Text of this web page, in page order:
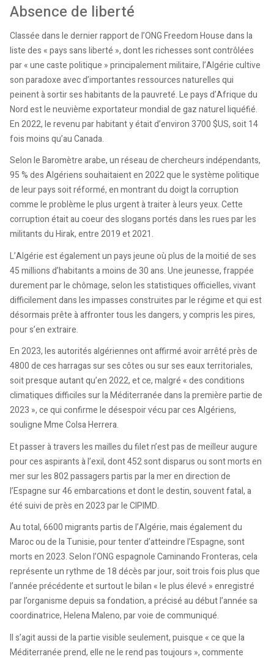
Absence de liberté
Classée dans le dernier rapport de l’ONG Freedom House dans la
liste des « pays sans liberté », dont les richesses sont contrôlées
par « une caste politique » principalement militaire, l’Algérie cultive
son paradoxe avec d’importantes ressources naturelles qui
peinent à sortir ses habitants de la pauvreté. Le pays d’Afrique du
Nord est le neuvième exportateur mondial de gaz naturel liquéfié.
En 2022, le revenu par habitant y était d’environ 3700 $US, soit 14
fois moins qu’au Canada.
Selon le Baromètre arabe, un réseau de chercheurs indépendants,
95 % des Algériens souhaitaient en 2022 que le système politique
de leur pays soit réformé, en montrant du doigt la corruption
comme le problème le plus urgent à traiter à leurs yeux. Cette
corruption était au coeur des slogans portés dans les rues par les
militants du Hirak, entre 2019 et 2021.
L’Algérie est également un pays jeune où plus de la moitié de ses
45 millions d’habitants a moins de 30 ans. Une jeunesse, frappée
durement par le chômage, selon les statistiques officielles, vivant
difficilement dans les impasses construites par le régime et qui est
désormais prête à affronter tous les dangers, y compris les pires,
pour s’en extraire.
En 2023, les autorités algériennes ont affirmé avoir arrêté près de
4800 de ces harragas sur ses côtes ou sur ses eaux territoriales,
soit presque autant qu’en 2022, et ce, malgré « des conditions
climatiques difficiles sur la Méditerranée dans la première partie de
2023 », ce qui confirme le désespoir vécu par ces Algériens,
souligne Mme Colsa Herrera.
Et passer à travers les mailles du filet n’est pas de meilleur augure
pour ces aspirants à l’exil, dont 452 sont disparus ou sont morts en
mer sur les 802 passagers partis par la mer en direction de
l’Espagne sur 46 embarcations et dont le destin, souvent fatal, a
été suivi de près en 2023 par le CIPIMD.
Au total, 6600 migrants partis de l’Algérie, mais également du
Maroc ou de la Tunisie, pour tenter d’atteindre l’Espagne, sont
morts en 2023. Selon l’ONG espagnole Caminando Fronteras, cela
représente un rythme de 18 décès par jour, soit trois fois plus que
l’année précédente et surtout le bilan « le plus élevé » enregistré
par l’organisme depuis sa fondation, a précisé au début l’année sa
coordinatrice, Helena Maleno, par voie de communiqué.
Il s’agit aussi de la partie visible seulement, puisque « ce que la
Méditerranée prend, elle ne le rend pas toujours », commente